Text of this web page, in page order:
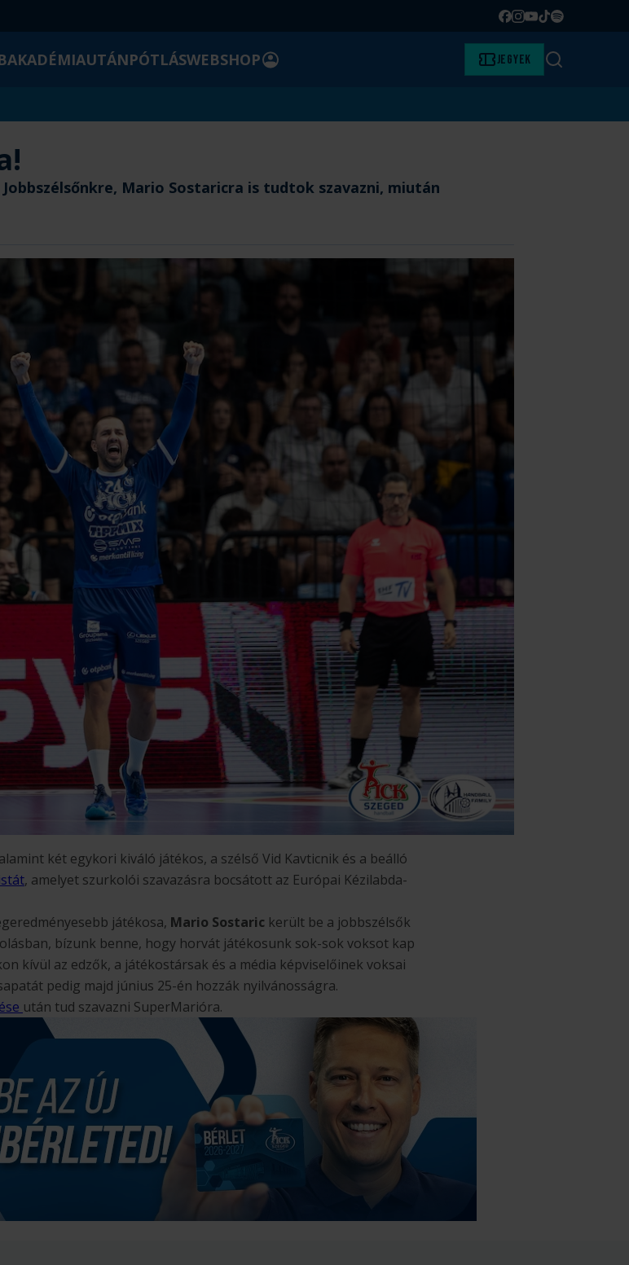
2014
cím
Kupa győzelem
Facebook
Instagram
YouTube
TikTok
Spotify
AKADÉMIAUTÁNPÓTLÁSWEBSHOPBELÉPÉS Jegyek Keresés
Mario Sostaricra is tudtok szavazni, miután
két egykori kiváló játékos, a szélső Vid Kavticnik és a beálló
, amelyet szurkolói szavazásra bocsátott az Európai Kézilabda-
játékosa, Mario Sostaric került be a jobbszélsők
bízunk benne, hogy horvát játékosunk sok-sok voksot kap
kívül az edzők, a játékostársak és a média képviselőinek voksai
pedig majd június 25-én hozzák nyilvánosságra.
után tud szavazni SuperMarióra.